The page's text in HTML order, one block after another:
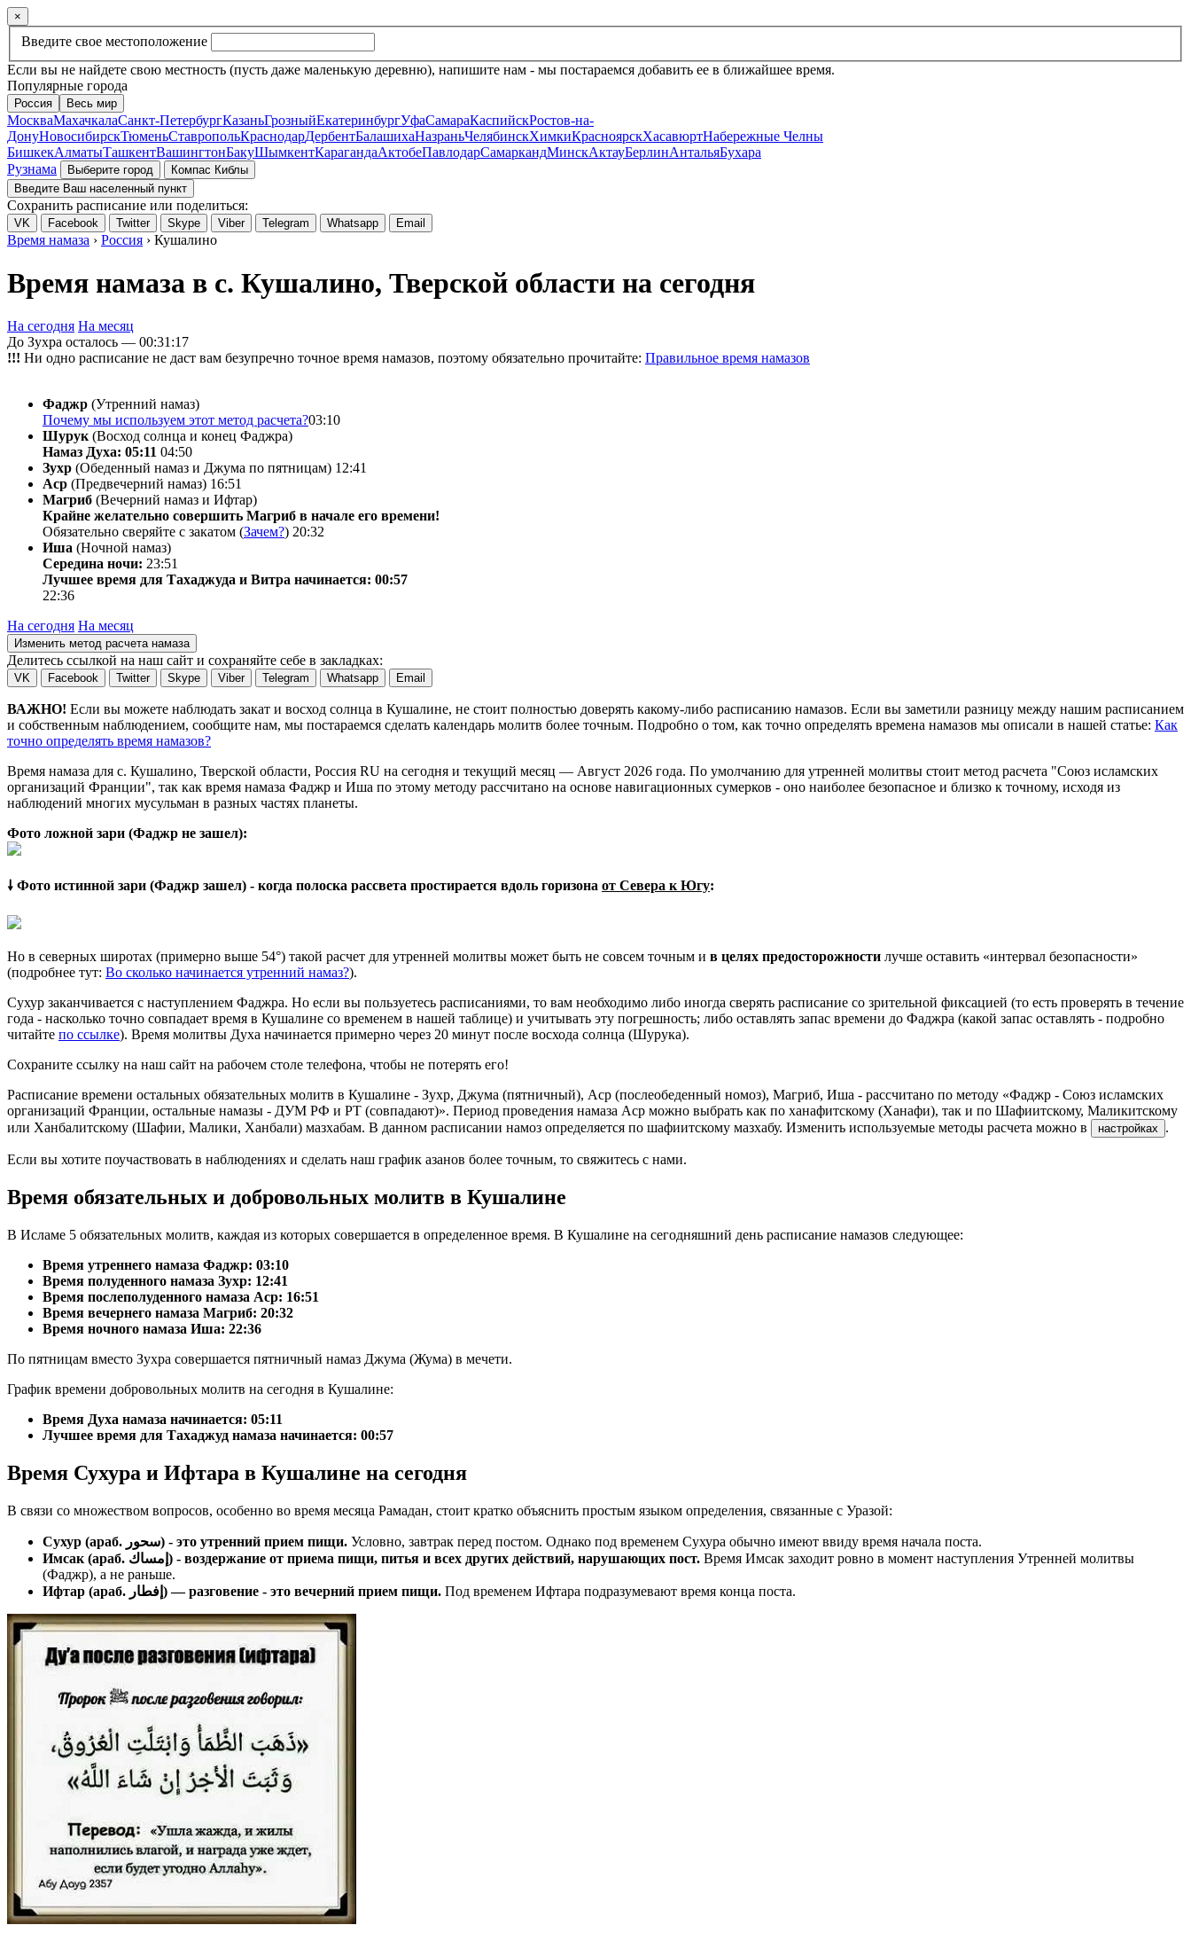
×
Введите свое местоположение
Если вы не найдете свою местность (пусть даже маленькую деревню), напишите нам - мы постараемся добавить ее в ближайшее время.
Популярные города
Россия Весь мир
МоскваМахачкалаСанкт-ПетербургКазаньГрозныйЕкатеринбургУфаСамараКаспийскРостов-на-
ДонуНовосибирскТюменьСтавропольКраснодарДербентБалашихаНазраньЧелябинскХимкиКрасноярскХасавюртНабережные Челны
БишкекАлматыТашкентВашингтонБакуШымкентКарагандаАктобеПавлодарСамаркандМинскАктауБерлинАнтальяБухара
Рузнама
Выберите город
Компас Киблы
Введите Ваш населенный пункт
Сохранить расписание или поделиться:
VK Facebook Twitter Skype Viber Telegram Whatsapp Email
Время намаза › Россия › Кушалино
Время намаза в с. Кушалино, Тверской области на сегодня
На сегодня На месяц
До Зухра осталось — 00:31:17
!!! Ни одно расписание не даст вам безупречно точное время намазов, поэтому обязательно прочитайте: Правильное время намазов
Фаджр (Утренний намаз)
Почему мы используем этот метод расчета?03:10
Шурук (Восход солнца и конец Фаджра)
Намаз Духа: 05:11 04:50
Зухр (Обеденный намаз и Джума по пятницам) 12:41
Аср (Предвечерний намаз) 16:51
Магриб (Вечерний намаз и Ифтар)
Крайне желательно совершить Магриб в начале его времени!
Обязательно сверяйте с закатом (Зачем?) 20:32
Иша (Ночной намаз)
Середина ночи: 23:51
Лучшее время для Тахаджуда и Витра начинается: 00:57
22:36
На сегодня На месяц
Изменить метод расчета намаза
Делитесь ссылкой на наш сайт и сохраняйте себе в закладках:
VK Facebook Twitter Skype Viber Telegram Whatsapp Email
ВАЖНО! Если вы можете наблюдать закат и восход солнца в Кушалине, не стоит полностью доверять какому-либо расписанию намазов. Если вы заметили разницу между нашим расписанием
и собственным наблюдением, сообщите нам, мы постараемся сделать календарь молитв более точным. Подробно о том, как точно определять времена намазов мы описали в нашей статье: Как
точно определять время намазов?
Время намаза для с. Кушалино, Тверской области, Россия RU на сегодня и текущий месяц — Август 2026 года. По умолчанию для утренней молитвы стоит метод расчета "Союз исламских
организаций Франции", так как время намаза Фаджр и Иша по этому методу рассчитано на основе навигационных сумерков - оно наиболее безопасное и близко к точному, исходя из
наблюдений многих мусульман в разных частях планеты.
Фото ложной зари (Фаджр не зашел):
🠗 Фото истинной зари (Фаджр зашел) - когда полоска рассвета простирается вдоль горизона от Севера к Югу:
Но в северных широтах (примерно выше 54°) такой расчет для утренней молитвы может быть не совсем точным и в целях предосторожности лучше оставить «интервал безопасности»
(подробнее тут: Во сколько начинается утренний намаз?).
Сухур заканчивается с наступлением Фаджра. Но если вы пользуетесь расписаниями, то вам необходимо либо иногда сверять расписание со зрительной фиксацией (то есть проверять в течение
года - насколько точно совпадает время в Кушалине со временем в нашей таблице) и учитывать эту погрешность; либо оставлять запас времени до Фаджра (какой запас оставлять - подробно
читайте по ссылке). Время молитвы Духа начинается примерно через 20 минут после восхода солнца (Шурука).
Сохраните ссылку на наш сайт на рабочем столе телефона, чтобы не потерять его!
Расписание времени остальных обязательных молитв в Кушалине - Зухр, Джума (пятничный), Аср (послеобеденный номоз), Магриб, Иша - рассчитано по методу «Фаджр - Союз исламских
организаций Франции, остальные намазы - ДУМ РФ и РТ (совпадают)». Период проведения намаза Аср можно выбрать как по ханафитскому (Ханафи), так и по Шафиитскому, Маликитскому
или Ханбалитскому (Шафии, Малики, Ханбали) мазхабам. В данном расписании намоз определяется по шафиитскому мазхабу. Изменить используемые методы расчета можно в
настройках .
Если вы хотите поучаствовать в наблюдениях и сделать наш график азанов более точным, то свяжитесь с нами.
Время обязательных и добровольных молитв в Кушалине
В Исламе 5 обязательных молитв, каждая из которых совершается в определенное время. В Кушалине на сегодняшний день расписание намазов следующее:
Время утреннего намаза Фаджр: 03:10
Время полуденного намаза Зухр: 12:41
Время послеполуденного намаза Аср: 16:51
Время вечернего намаза Магриб: 20:32
Время ночного намаза Иша: 22:36
По пятницам вместо Зухра совершается пятничный намаз Джума (Жума) в мечети.
График времени добровольных молитв на сегодня в Кушалине:
Время Духа намаза начинается: 05:11
Лучшее время для Тахаджуд намаза начинается: 00:57
Время Сухура и Ифтара в Кушалине на сегодня
В связи со множеством вопросов, особенно во время месяца Рамадан, стоит кратко объяснить простым языком определения, связанные с Уразой:
Сухур (араб. سحور) - это утренний прием пищи. Условно, завтрак перед постом. Однако под временем Сухура обычно имеют ввиду время начала поста.
Имсак (араб. إمساك) - воздержание от приема пищи, питья и всех других действий, нарушающих пост. Время Имсак заходит ровно в момент наступления Утренней молитвы
(Фаджр), а не раньше.
Ифтар (араб. إفطار) — разговение - это вечерний прием пищи. Под временем Ифтара подразумевают время конца поста.